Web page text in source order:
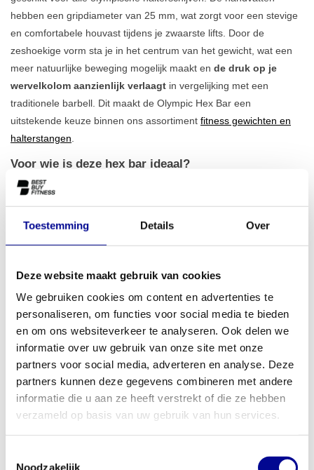
Toestemming Details Over
Deze website maakt gebruik van cookies
We gebruiken cookies om content en advertenties te
personaliseren, om functies voor social media te bieden
en om ons websiteverkeer te analyseren. Ook delen we
informatie over uw gebruik van onze site met onze
partners voor social media, adverteren en analyse. Deze
partners kunnen deze gegevens combineren met andere
informatie die u aan ze heeft verstrekt of die ze hebben
verzameld op basis van uw gebruik van hun services.
Noodzakelijk
hebben een gripdiameter van 25 mm, wat zorgt voor een stevige
en comfortabele houvast tijdens je zwaarste lifts. Door de
zeshoekige vorm sta je in het centrum van het gewicht, wat een
meer natuurlijke beweging mogelijk maakt en de druk op je
wervelkolom aanzienlijk verlaagt in vergelijking met een
traditionele barbell. Dit maakt de Olympic Hex Bar een
uitstekende keuze binnen ons assortiment fitness gewichten en
halterstangen
Voor wie is deze hex bar ideaal?
De Olympic Hex Bar is perfect voor zowel beginnende als ervaren
juiste vorm aan te leren. Voor gevorderde atleten maakt het een
betrouwbare keuze voor personal training studio's, bedrijfsfitness
professioneel in te richten? Bekijk dan onze
leasen of huren.
Jouw training compleet met Best Buy Fitness
Met meer dan 28 jaar ervaring weten we bij Best Buy Fitness wat
een goed product definieert: kwaliteit, duurzaamheid en een
eerlijke prijs. Deze nieuwe Olympic Hex Bar voldoet aan al die
een breed assortiment aan apparatuur, zodat je bij ons je